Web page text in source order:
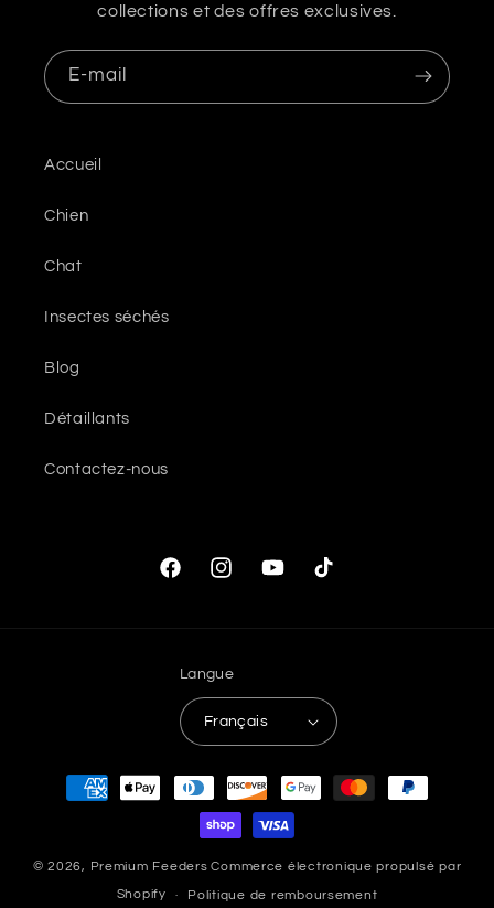
collections et des offres exclusives.
E-mail
Accueil
Chien
Chat
Insectes séchés
Blog
Détaillants
Contactez-nous
FacebookInstagramYouTubeTikTok
Langue
Français
Moyens
© 2026, Premium Feeders Commerce électronique propulsé par
Shopify Politique de remboursement